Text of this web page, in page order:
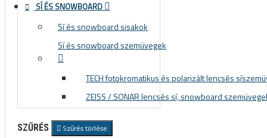
SÍ ÉS SNOWBOARD
Sí és snowboard sisakok
Sí és snowboard szemüvegek
TECH fotokromatikus és polarizált lencsés
ZEISS / SONAR lencsés sí, snowboard
SZŰRÉS Szűrés törlése